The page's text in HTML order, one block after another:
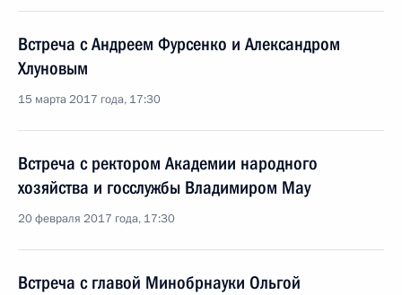
Встреча с Андреем Фурсенко и Александром
Хлуновым
15 марта 2017 года, 17:30
Встреча с ректором Академии народного
хозяйства и госслужбы Владимиром Мау
20 февраля 2017 года, 17:30
Встреча с главой Минобрнауки Ольгой